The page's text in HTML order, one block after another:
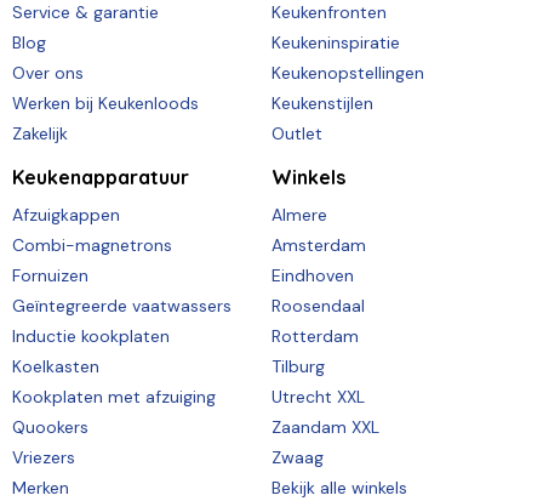
Service & garantie
Blog
Over ons
Werken bij Keukenloods
Zakelijk
Keukenfronten
Keukeninspiratie
Keukenopstellingen
Keukenstijlen
Outlet
Keukenapparatuur
Afzuigkappen
Combi-magnetrons
Fornuizen
Geïntegreerde vaatwassers
Inductie kookplaten
Koelkasten
Kookplaten met afzuiging
Quookers
Vriezers
Merken
Winkels
Almere
Amsterdam
Eindhoven
Roosendaal
Rotterdam
Tilburg
Utrecht XXL
Zaandam XXL
Zwaag
Bekijk alle winkels